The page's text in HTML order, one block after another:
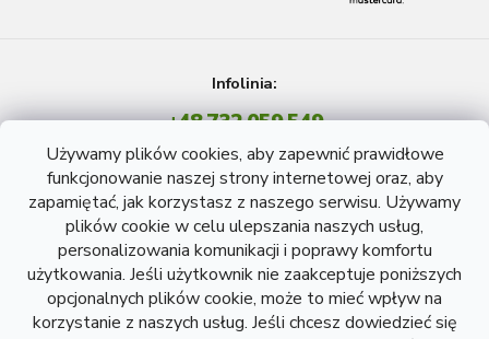
Używamy plików cookies, aby zapewnić prawidłowe
funkcjonowanie naszej strony internetowej oraz, aby
zapamiętać, jak korzystasz z naszego serwisu. Używamy
plików cookie w celu ulepszania naszych usług,
personalizowania komunikacji i poprawy komfortu
użytkowania. Jeśli użytkownik nie zaakceptuje poniższych
opcjonalnych plików cookie, może to mieć wpływ na
korzystanie z naszych usług. Jeśli chcesz dowiedzieć się
Infolinia:
+48 732 059 549
Pon - Pt: 8 - 15 godź.
info@atreon.pl